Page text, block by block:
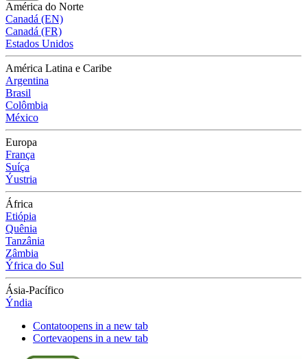
América do Norte
Canadá (EN)
Canadá (FR)
Estados Unidos
América Latina e Caribe
Argentina
Brasil
Colômbia
México
Europa
França
Suíça
Ýustria
África
Etiópia
Quênia
Tanzânia
Zâmbia
Ýfrica do Sul
Ásia-Pacífico
Ýndia
Contatoopens in a new tab
Cortevaopens in a new tab